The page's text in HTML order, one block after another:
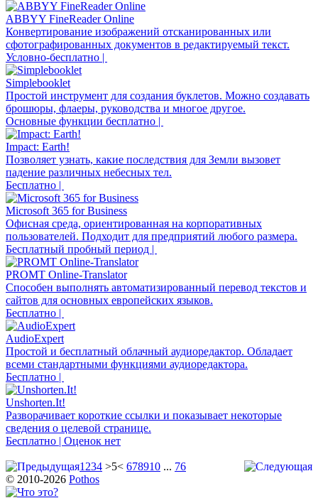
ABBYY FineReader Online
Конвертирование изображений отсканированных или
сфотографированных документов в редактируемый текст.
Условно-бесплатно |
Simplebooklet
Простой инструмент для создания буклетов. Можно создавать
брошюры, флаеры, руководства и многое другое.
Основные функции бесплатно |
Impact: Earth!
Позволяет узнать, какие последствия для Земли вызовет
падение различных небесных тел.
Бесплатно |
Microsoft 365 for Business
Офисная среда, ориентированная на корпоративных
пользователей. Подходит для предприятий любого размера.
Бесплатный пробный период |
PROMT Online-Translator
Способен выполнять автоматизированный перевод текстов и
сайтов для основных европейских языков.
Бесплатно |
AudioExpert
Простой и бесплатный облачный аудиоредактор. Обладает
всеми стандартными функциями аудиоредактора.
Бесплатно |
Unshorten.It!
Разворачивает короткие ссылки и показывает некоторые
сведения о целевой странице.
Бесплатно | Оценок нет
1 234 >5< 678910 ... 76
© 2010-2026 Pothos